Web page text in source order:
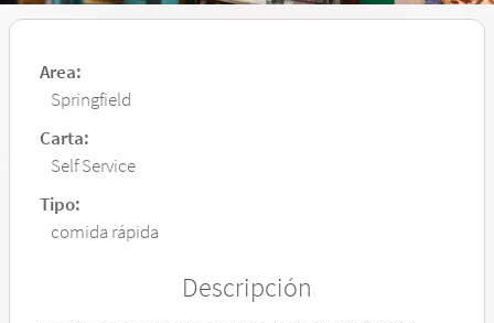
Area:
Springfield
Carta:
Self Service
Tipo:
comida rápida
Descripción